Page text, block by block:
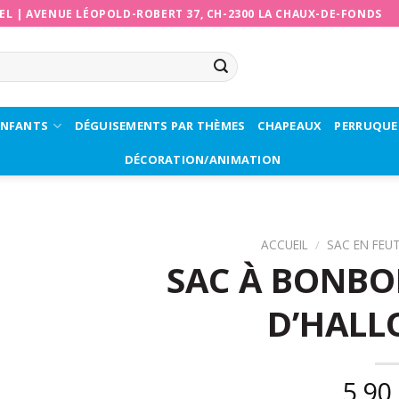
|AVENUE LÉOPOLD-ROBERT 37, CH-2300 LA CHAUX-DE-FONDS
DÉGUISEMENTS PAR THÈMES CHAPEAUX
DÉCORATION/ANIMATION
ACCUEIL / SAC EN
SAC À
5,90